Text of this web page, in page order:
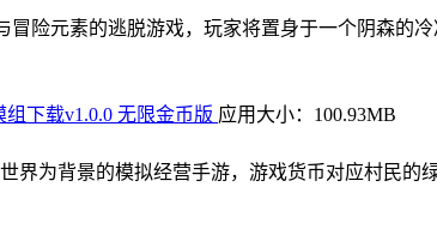
险元素的逃脱游戏，玩家将置身于一个阴森的
下载v1.0.0 无限金币版 应用大小：100.93MB
界为背景的模拟经营手游，游戏货币对应村民